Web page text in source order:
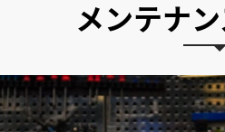
メンテナ